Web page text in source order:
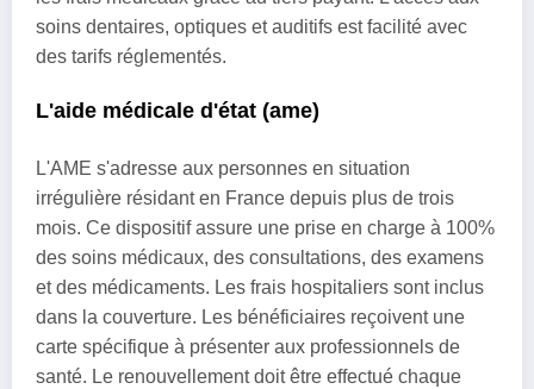
soins dentaires, optiques et auditifs est facilité avec
des tarifs réglementés.
L'aide médicale d'état (ame)
L'AME s'adresse aux personnes en situation
irrégulière résidant en France depuis plus de trois
mois. Ce dispositif assure une prise en charge à 100%
des soins médicaux, des consultations, des examens
et des médicaments. Les frais hospitaliers sont inclus
dans la couverture. Les bénéficiaires reçoivent une
carte spécifique à présenter aux professionnels de
santé. Le renouvellement doit être effectué chaque